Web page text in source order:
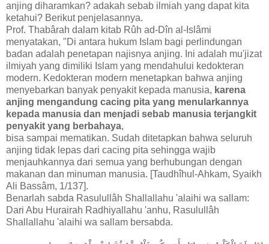
anjing diharamkan? adakah sebab ilmiah yang dapat kita
ketahui? Berikut penjelasannya.
Prof. Thabârah dalam kitab Rûh ad-Dîn al-Islâmi
menyatakan, "Di antara hukum Islam bagi perlindungan
badan adalah penetapan najisnya anjing. Ini adalah mu'jizat
ilmiyah yang dimiliki Islam yang mendahului kedokteran
modern. Kedokteran modern menetapkan bahwa anjing
menyebarkan banyak penyakit kepada manusia, karena
anjing mengandung cacing pita yang menularkannya
kepada manusia dan menjadi sebab manusia terjangkit
penyakit yang berbahaya,
bisa sampai mematikan. Sudah ditetapkan bahwa seluruh
anjing tidak lepas dari cacing pita sehingga wajib
menjauhkannya dari semua yang berhubungan dengan
makanan dan minuman manusia. [Taudhîhul-Ahkam, Syaikh
Ali Bassâm, 1/137].
Benarlah sabda Rasulullâh Shallallahu 'alaihi wa sallam:
Dari Abu Hurairah Radhiyallahu 'anhu, Rasulullâh
Shallallahu 'alaihi wa sallam bersabda.